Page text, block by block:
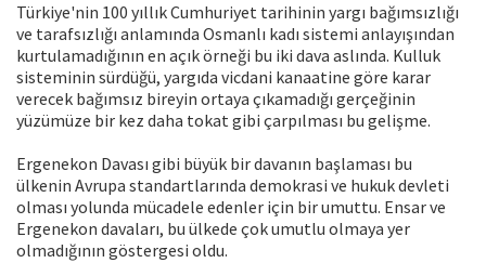
Türkiye'nin 100 yıllık Cumhuriyet tarihinin yargı bağımsızlığı
ve tarafsızlığı anlamında Osmanlı kadı sistemi anlayışından
kurtulamadığının en açık örneği bu iki dava aslında. Kulluk
sisteminin sürdüğü, yargıda vicdani kanaatine göre karar
verecek bağımsız bireyin ortaya çıkamadığı gerçeğinin
yüzümüze bir kez daha tokat gibi çarpılması bu gelişme.
Ergenekon Davası gibi büyük bir davanın başlaması bu
ülkenin Avrupa standartlarında demokrasi ve hukuk devleti
olması yolunda mücadele edenler için bir umuttu. Ensar ve
Ergenekon davaları, bu ülkede çok umutlu olmaya yer
olmadığının göstergesi oldu.